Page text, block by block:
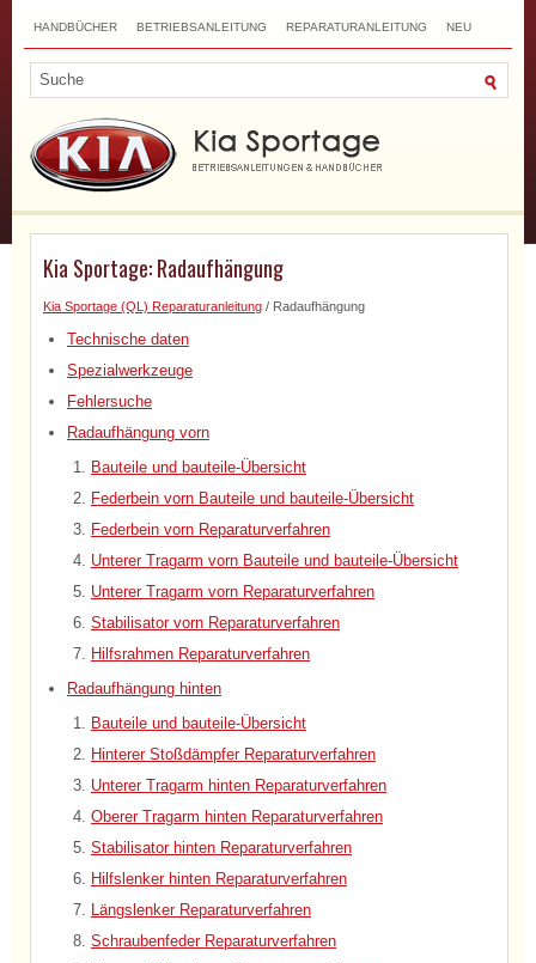
HANDBÜCHER BETRIEBSANLEITUNG REPARATURANLEITUNG NEU
Kia Sportage: Radaufhängung
Kia Sportage (QL) Reparaturanleitung / Radaufhängung
Technische daten
Spezialwerkzeuge
Fehlersuche
Radaufhängung vorn
Bauteile und bauteile-Übersicht
Federbein vorn Bauteile und bauteile-Übersicht
Federbein vorn Reparaturverfahren
Unterer Tragarm vorn Bauteile und bauteile-Übersicht
Unterer Tragarm vorn Reparaturverfahren
Stabilisator vorn Reparaturverfahren
Hilfsrahmen Reparaturverfahren
Radaufhängung hinten
Bauteile und bauteile-Übersicht
Hinterer Stoßdämpfer Reparaturverfahren
Unterer Tragarm hinten Reparaturverfahren
Oberer Tragarm hinten Reparaturverfahren
Stabilisator hinten Reparaturverfahren
Hilfslenker hinten Reparaturverfahren
Längslenker Reparaturverfahren
Schraubenfeder Reparaturverfahren